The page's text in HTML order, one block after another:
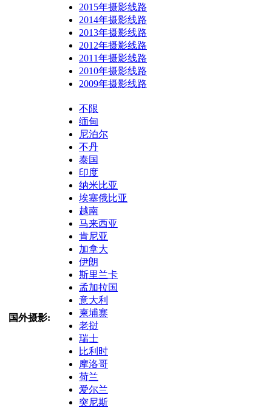
2015年摄影线路
2014年摄影线路
2013年摄影线路
2012年摄影线路
2011年摄影线路
2010年摄影线路
2009年摄影线路
国外摄影:
不限
缅甸
尼泊尔
不丹
泰国
印度
纳米比亚
埃塞俄比亚
越南
马来西亚
肯尼亚
加拿大
伊朗
斯里兰卡
孟加拉国
意大利
柬埔寨
老挝
瑞士
比利时
摩洛哥
荷兰
爱尔兰
突尼斯